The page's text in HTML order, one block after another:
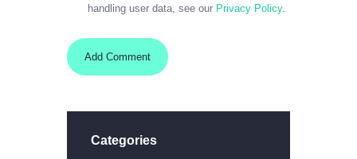
handling user data, see our Privacy Policy.
Categories